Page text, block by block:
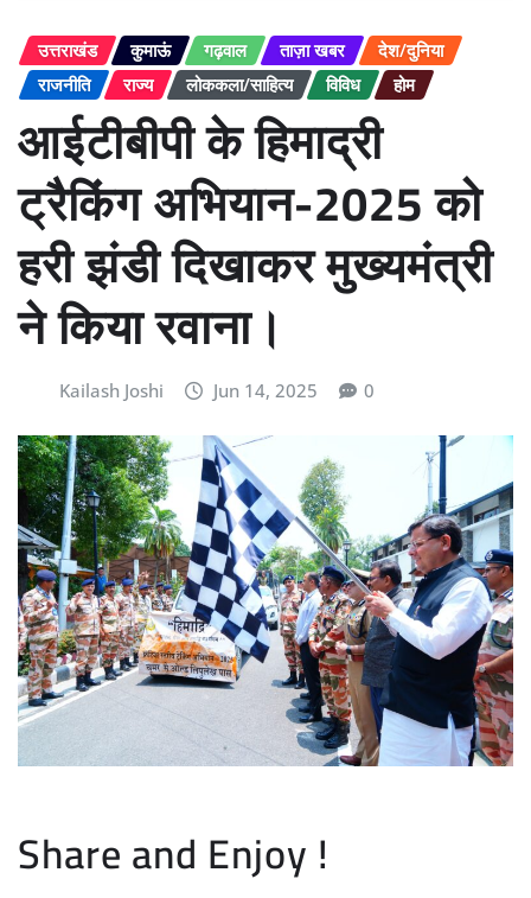
उत्तराखंड कुमाऊं गढ़वाल ताज़ा खबर
देश/दुनिया
राजनीति
राज्य लोककला/साहित्य विविध होम
आईटीबीपी के हिमाद्री
ट्रैकिंग अभियान-2025 को
हरी झंडी दिखाकर मुख्यमंत्री
ने किया रवाना।
Kailash Joshi Jun 14, 2025 0
Share and Enjoy !